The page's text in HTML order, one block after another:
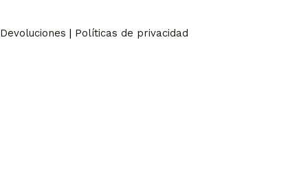
Devoluciones | Políticas de privacidad